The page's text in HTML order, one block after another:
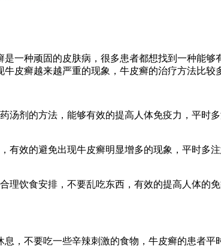
一种顽固的皮肤病，很多患者都想找到一种能
皮癣越来越严重的现象，牛皮癣的治疗方法比较
汤剂的方法，能够有效的提高人体免疫力，平时
有效的避免出现牛皮癣明显增多的现象，平时多
饮食安排，不要乱吃东西，有效的提高人体的
，不要吃一些辛辣刺激的食物，牛皮癣的患者平